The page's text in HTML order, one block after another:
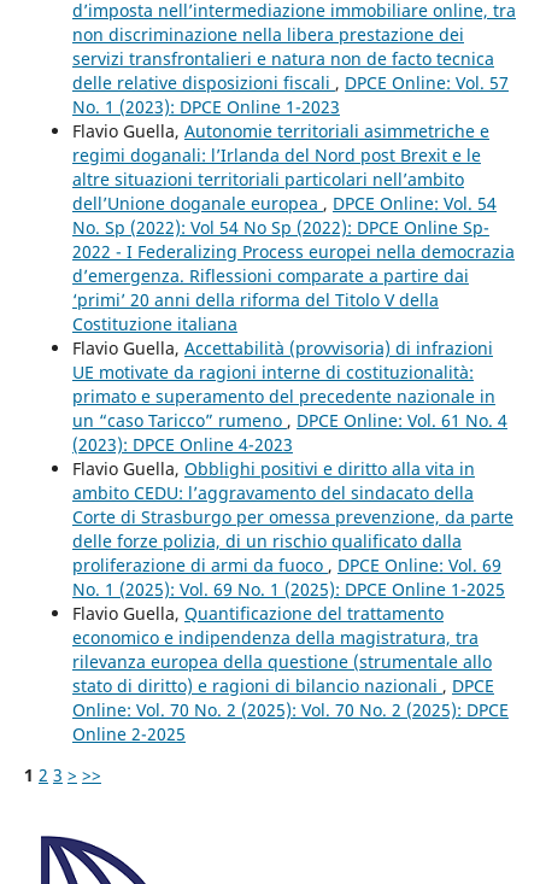
d’imposta nell’intermediazione immobiliare online, tra
non discriminazione nella libera prestazione dei
servizi transfrontalieri e natura non de facto tecnica
delle relative disposizioni fiscali , DPCE Online: Vol. 57
No. 1 (2023): DPCE Online 1-2023
Flavio Guella, Autonomie territoriali asimmetriche e
regimi doganali: l’Irlanda del Nord post Brexit e le
altre situazioni territoriali particolari nell’ambito
dell’Unione doganale europea , DPCE Online: Vol. 54
No. Sp (2022): Vol 54 No Sp (2022): DPCE Online Sp-
2022 - I Federalizing Process europei nella democrazia
d’emergenza. Riflessioni comparate a partire dai
‘primi’ 20 anni della riforma del Titolo V della
Costituzione italiana
Flavio Guella, Accettabilità (provvisoria) di infrazioni
UE motivate da ragioni interne di costituzionalità:
primato e superamento del precedente nazionale in
un “caso Taricco” rumeno , DPCE Online: Vol. 61 No. 4
(2023): DPCE Online 4-2023
Flavio Guella, Obblighi positivi e diritto alla vita in
ambito CEDU: l’aggravamento del sindacato della
Corte di Strasburgo per omessa prevenzione, da parte
delle forze polizia, di un rischio qualificato dalla
proliferazione di armi da fuoco , DPCE Online: Vol. 69
No. 1 (2025): Vol. 69 No. 1 (2025): DPCE Online 1-2025
Flavio Guella, Quantificazione del trattamento
economico e indipendenza della magistratura, tra
rilevanza europea della questione (strumentale allo
stato di diritto) e ragioni di bilancio nazionali , DPCE
Online: Vol. 70 No. 2 (2025): Vol. 70 No. 2 (2025): DPCE
Online 2-2025
1 2 3 > >>